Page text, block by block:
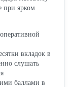
при ярком
вкладок в
слушать
баллами в